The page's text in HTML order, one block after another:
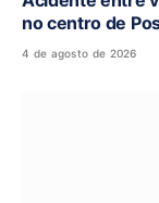
no centro de
4 de agosto de 2026